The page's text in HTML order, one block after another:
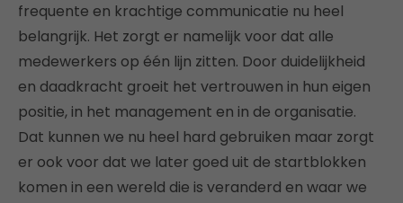
frequente en krachtige communicatie nu heel
belangrijk. Het zorgt er namelijk voor dat alle
medewerkers op één lijn zitten. Door duidelijkheid
en daadkracht groeit het vertrouwen in hun eigen
positie, in het management en in de organisatie.
Dat kunnen we nu heel hard gebruiken maar zorgt
er ook voor dat we later goed uit de startblokken
komen in een wereld die is veranderd en waar we